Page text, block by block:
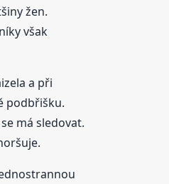
žen.
však
a při
podbřišku.
má sledovat.